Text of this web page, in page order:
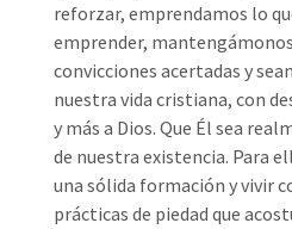
reforzar, emprendamos lo
emprender,
convicciones acertadas y
nuestra vida cristiana, con
y más a Dios. Que Él sea
de nuestra existencia. Para
una sólida formación y vivir
prácticas de piedad que